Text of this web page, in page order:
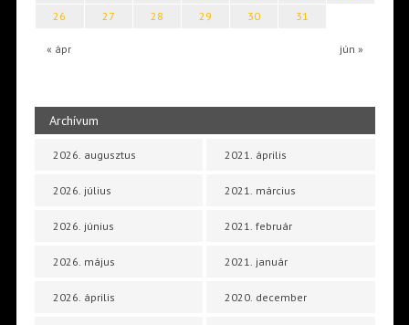
« ápr jún »
26
27 28 29 30 31
Archívum
2026. augusztus
2026. július
2026. június
2026. május
2026. április
2021. április
2021. március
2021. február
2021. január
2020. december